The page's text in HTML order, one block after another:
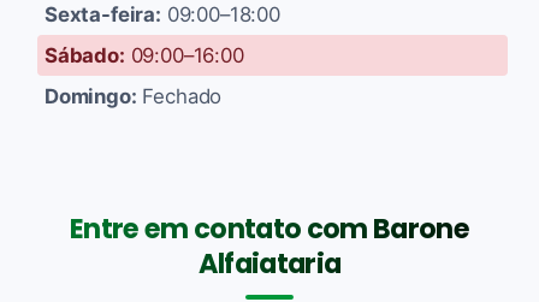
Sexta-feira: 09:00–18:00
Sábado: 09:00–16:00
Domingo: Fechado
Entre em contato com Barone
Alfaiataria